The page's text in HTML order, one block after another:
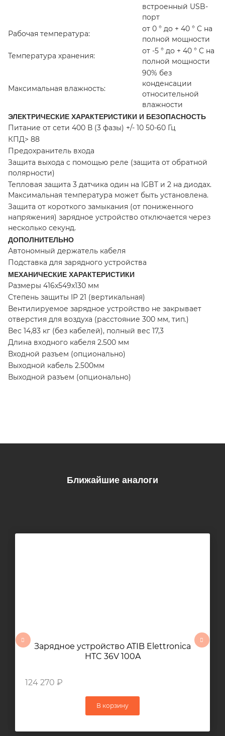
встроенный USB-
порт
Рабочая температура:
от 0 ° до + 40 ° C на
полной мощности
Температура хранения:
от -5 ° до + 40 ° C на
полной мощности
Максимальная влажность:
90% без
конденсации
относительной
влажности
ЭЛЕКТРИЧЕСКИЕ ХАРАКТЕРИСТИКИ И БЕЗОПАСНОСТЬ
Питание от сети 400 В (3 фазы) +/- 10 50-60 Гц
КПД> 88
Предохранитель входа
Защита выхода с помощью реле (защита от обратной
полярности)
Тепловая защита 3 датчика один на IGBT и 2 на диодах.
Максимальная температура может быть установлена.
Защита от короткого замыкания (от пониженного
напряжения) зарядное устройство отключается через
несколько секунд.
ДОПОЛНИТЕЛЬНО
Автономный держатель кабеля
Подставка для зарядного устройства
МЕХАНИЧЕСКИЕ ХАРАКТЕРИСТИКИ
Размеры 416x549x130 мм
Степень защиты IP 21 (вертикальная)
Вентилируемое зарядное устройство не закрывает
отверстия для воздуха (расстояние 300 мм, тип.)
Вес 14,83 кг (без кабелей), полный вес 17,3
Длина входного кабеля 2.500 мм
Входной разъем (опционально)
Выходной кабель 2.500мм
Выходной разъем (опционально)
Ближайшие аналоги
Зарядное устройство ATIB Elettronica
HTC 36V 100A
124 270 ₽
В корзину